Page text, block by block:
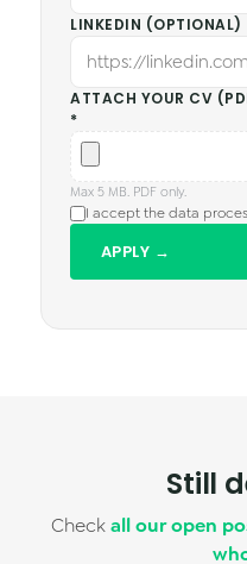
LINKEDIN (OPTIONAL)
ATTACH YOUR CV
*
Max 5 MB. PDF only.
I accept the data
APPLY →
Still
Checkall our open